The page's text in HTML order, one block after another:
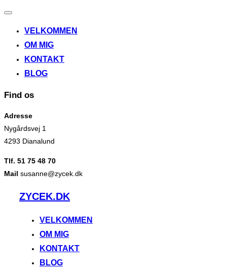
Slå
til/fra
VELKOMMEN
OM MIG
KONTAKT
BLOG
Find os
Adresse
Nygårdsvej 1
4293 Dianalund
Tlf. 51 75 48 70
Mail susanne@zycek.dk
VidereZYCEK.DK
VELKOMMEN
OM MIG
KONTAKT
BLOG